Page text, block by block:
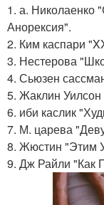
1. а. Николаенко
Анорексия".
2. Ким каспари
3. Нестерова
4. Сьюзен
5. Жаклин
6. иби каслик
7. М. царева
8. Жюстин "Этим
9. Дж Райли "Как